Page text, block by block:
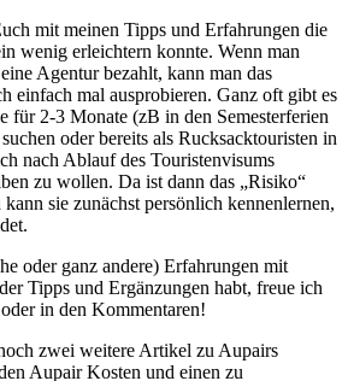
mit meinen Tipps und Erfahrungen die
wenig erleichtern konnte. Wenn man
Agentur bezahlt, kann man das
einfach mal ausprobieren. Ganz oft gibt es
für 2-3 Monate (zB in den Semesterferien
oder bereits als Rucksacktouristen in
nach Ablauf des Touristenvisums
zu wollen. Da ist dann das „Risiko“
sie zunächst persönlich kennenlernen,
oder ganz andere) Erfahrungen mit
Tipps und Ergänzungen habt, freue ich
in den Kommentaren!
zwei weitere Artikel zu Aupairs
Aupair Kosten und einen zu